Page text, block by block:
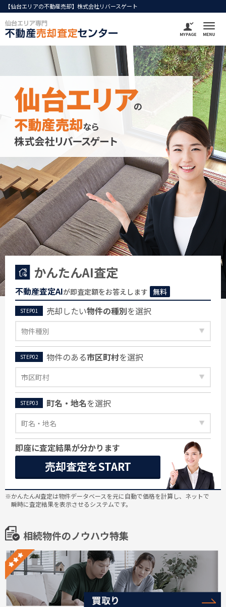
【仙台エリアの不動産売却】株式会社リバースゲート
かんたんAI査定
不動産査定AIが即査定額をお答えします 無料
売却したい物件の種別を選択
物件のある市区町村を選択
町名・地名を選択
即座に査定結果が分かります
売却査定をSTART
※かんたんAI査定は物件データベースを元に自動で価格を計算し、ネットで
瞬時に査定結果を表示させるシステムです。
相続物件のノウハウ特集